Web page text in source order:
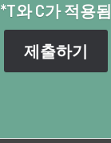
*T와 C가 적용됨